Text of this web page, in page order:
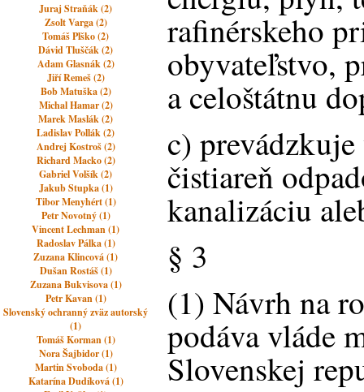
Juraj Straňák (2)
Zsolt Varga (2)
Tomáš Plško (2)
Dávid Tluščák (2)
Adam Glasnák (2)
Jiří Remeš (2)
Bob Matuška (2)
Michal Hamar (2)
Marek Maslák (2)
Ladislav Pollák (2)
Andrej Kostroš (2)
Richard Macko (2)
Gabriel Volšík (2)
Jakub Stupka (1)
Tibor Menyhért (1)
Petr Novotný (1)
Vincent Lechman (1)
Radoslav Pálka (1)
Zuzana Klincová (1)
Dušan Rostáš (1)
Zuzana Bukvisova (1)
Petr Kavan (1)
Slovenský ochranný zväz autorský
(1)
Tomáš Korman (1)
Nora Šajbidor (1)
Martin Svoboda (1)
Katarína Dudíková (1)
rafinérskeho
obyvateľstvo,
a celoštátnu
c)
čistiareň
kanalizáciu
§ 3
(1) Návrh na
podáva vláde
Slovenskej